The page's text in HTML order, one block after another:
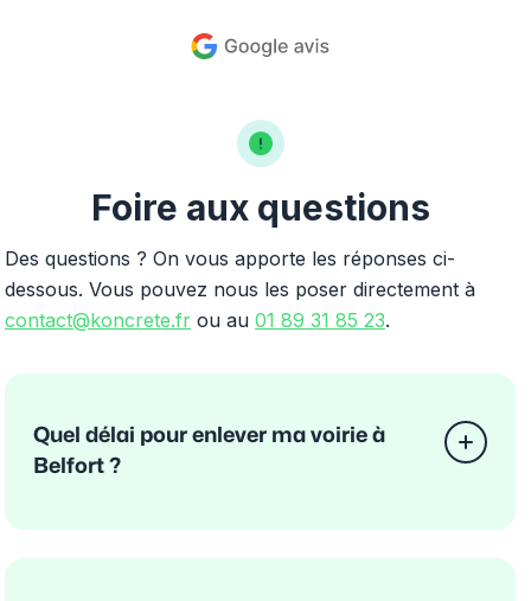
Foire aux questions
Des questions ? On vous apporte les réponses ci-
dessous. Vous pouvez nous les poser directement à
contact@koncrete.fr ou au 01 89 31 85 23.
Quel délai pour enlever ma voirie à
Belfort ?